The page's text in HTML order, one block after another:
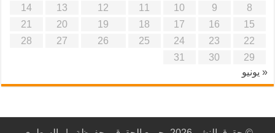
8
9
10
11
12
13
14
15
16
17
18
19
20
21
22
23
24
25
26
27
28
29
30
31
« يونيو